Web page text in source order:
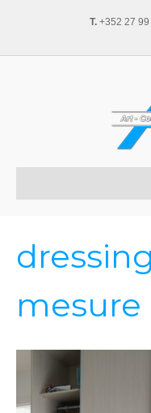
T. +352 27
mesure